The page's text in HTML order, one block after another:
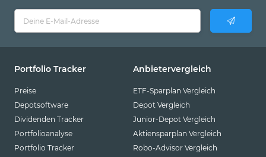
Portfolio Tracker
Preise
Depotsoftware
Dividenden Tracker
Portfolioanalyse
Portfolio Tracker
Anbietervergleich
ETF-Sparplan Vergleich
Depot Vergleich
Junior-Depot Vergleich
Aktiensparplan Vergleich
Robo-Advisor Vergleich